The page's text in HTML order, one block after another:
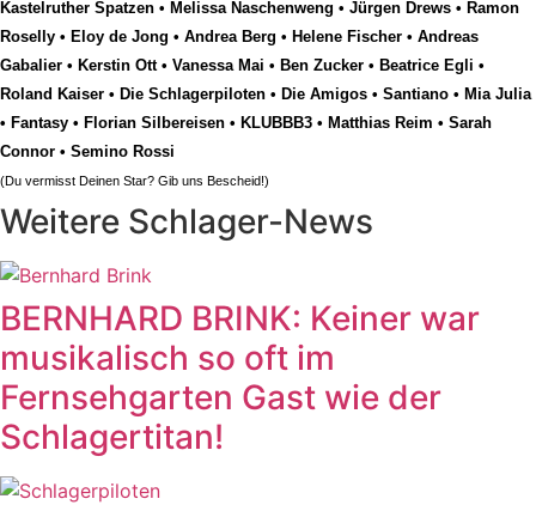
Kastelruther Spatzen • Melissa Naschenweng • Jürgen Drews • Ramon
Roselly • Eloy de Jong • Andrea Berg • Helene Fischer • Andreas
Gabalier • Kerstin Ott• Vanessa Mai • Ben Zucker • Beatrice Egli •
Roland Kaiser • Die Schlagerpiloten • Die Amigos • Santiano • Mia Julia
• Fantasy • Florian Silbereisen • KLUBBB3 • Matthias Reim • Sarah
Connor • Semino Rossi
(Du vermisst Deinen Star? Gib uns Bescheid!)
Weitere Schlager-News
BERNHARD BRINK: Keiner war
musikalisch so oft im
Fernsehgarten Gast wie der
Schlagertitan!